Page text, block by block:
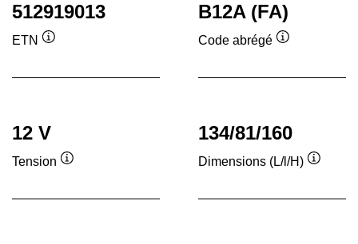
512919013
ETN
B12A (FA)
Code abrégé
12 V
Tension
134/81/160
Dimensions (L/l/H)